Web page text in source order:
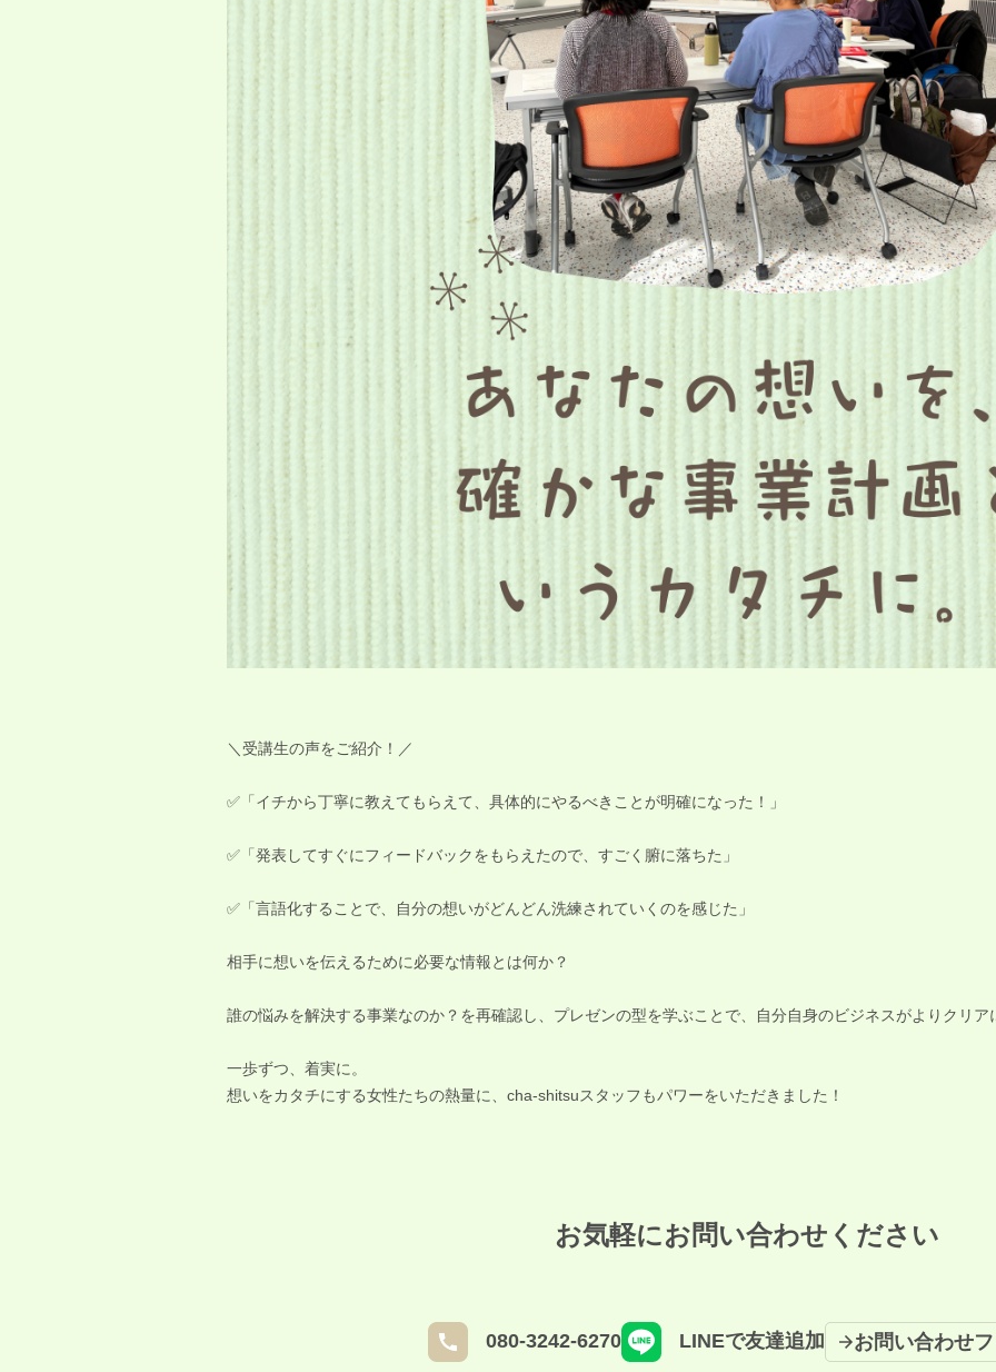
＼受講生の声をご紹介！／
✅「イチから丁寧に教えてもらえて、具体的にやるべきことが明確になった！」
✅「発表してすぐにフィードバックをもらえたので、すごく腑に落ちた」
✅「言語化することで、自分の想いがどんどん洗練されていくのを感じた」
相手に想いを伝えるために必要な情報とは何か？
誰の悩みを解決する事業なのか？を再確認し、プレゼンの型を学ぶことで、自分自身のビジネスがよりクリア
一歩ずつ、着実に。
想いをカタチにする女性たちの熱量に、cha-shitsuスタッフもパワーをいただきました！
お気軽にお問い合わせください
080-3242-6270 LINEで友達追加 お問い合わせ